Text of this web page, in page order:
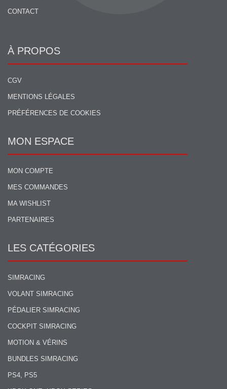
CONTACT
À PROPOS
CGV
MENTIONS LÉGALES
PRÉFÉRENCES DE COOKIES
MON ESPACE
MON COMPTE
MES COMMANDES
MA WISHLIST
PARTENAIRES
LES CATÉGORIES
SIMRACING
VOLANT SIMRACING
PÉDALIER SIMRACING
COCKPIT SIMRACING
MOTION & VÉRINS
BUNDLES SIMRACING
PS4, PS5